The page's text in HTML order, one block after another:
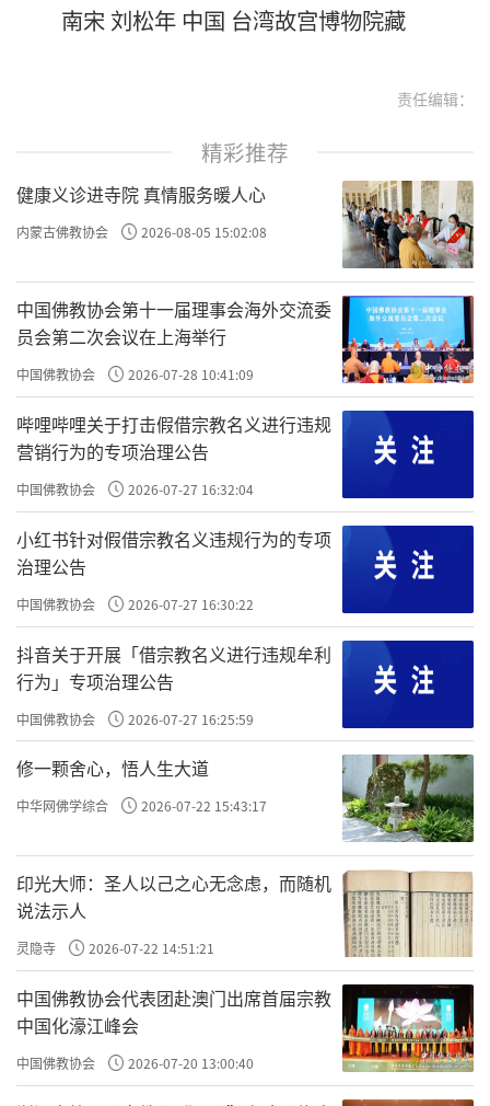
南宋 刘松年 中国 台湾故宫博物院藏
责任编辑：
精彩推荐
健康义诊进寺院 真情服务暖人心
内蒙古佛教协会 2026-08-05 15:02:08
中国佛教协会第十一届理事会海外交流委
员会第二次会议在上海举行
中国佛教协会 2026-07-28 10:41:09
哔哩哔哩关于打击假借宗教名义进行违规
营销行为的专项治理公告
中国佛教协会 2026-07-27 16:32:04
小红书针对假借宗教名义违规行为的专项
治理公告
中国佛教协会 2026-07-27 16:30:22
抖音关于开展「借宗教名义进行违规牟利
行为」专项治理公告
中国佛教协会 2026-07-27 16:25:59
修一颗舍心，悟人生大道
中华网佛学综合 2026-07-22 15:43:17
印光大师：圣人以己之心无念虑，而随机
说法示人
灵隐寺 2026-07-22 14:51:21
中国佛教协会代表团赴澳门出席首届宗教
中国化濠江峰会
中国佛教协会 2026-07-20 13:00:40